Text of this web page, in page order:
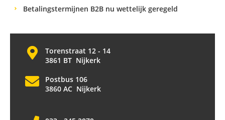
Betalingstermijnen B2B nu wettelijk geregeld
Torenstraat 12 - 14
3861 BT Nijkerk
Postbus 106
3860 AC Nijkerk